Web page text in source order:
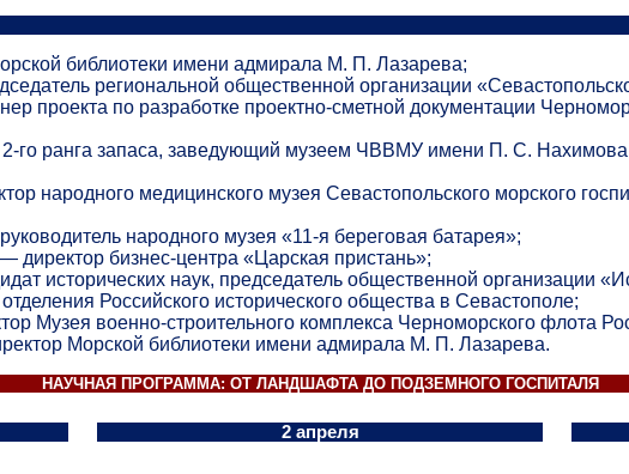
библиотеки имени адмирала М. П. Лазарева;
региональной общественной организации
проекта по разработке проектно-сметной документации
го ранга запаса, заведующий музеем ЧВВМУ имени П. С.
народного медицинского музея Севастопольского морского
народного музея «11-я береговая батарея»;
— директор бизнес-центра «Царская пристань»;
исторических наук, председатель общественной организации
Российского исторического общества в Севастополе;
Музея военно-строительного комплекса Черноморского флота
Морской библиотеки имени адмирала М. П. Лазарева.
НАУЧНАЯ ПРОГРАММА: ОТ ЛАНДШАФТА ДО ПОДЗЕМНОГО ГОСПИТАЛЯ
2 апреля